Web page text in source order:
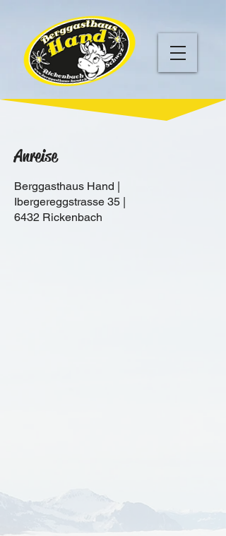
Anreise
Berggasthaus Hand |
Ibergereggstrasse 35 |
6432 Rickenbach